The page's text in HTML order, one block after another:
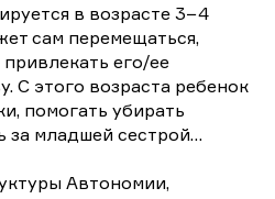
в возрасте 3−4
сам перемещаться,
его/ее
С этого возраста ребенок
помогать убирать
за младшей сестрой…
Автономии,